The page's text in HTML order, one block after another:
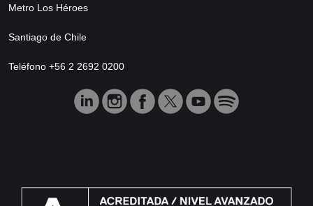
Metro Los Héroes
Santiago de Chile
Teléfono +56 2 2692 0200